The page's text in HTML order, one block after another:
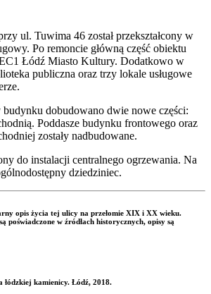
ul. Tuwima 46 został przekształcony w
Po remoncie główną część obiektu
Łódź Miasto Kultury. Dodatkowo w
publiczna oraz trzy lokale usługowe
dobudowano dwie nowe części:
Poddasze budynku frontowego oraz
zostały nadbudowane.
do instalacji centralnego ogrzewania. Na
dziedziniec.
opis życia tej ulicy na przełomie XIX i XX wieku.
poświadczone w źródłach historycznych, opisy są
łódzkiej kamienicy. Łódź, 2018.